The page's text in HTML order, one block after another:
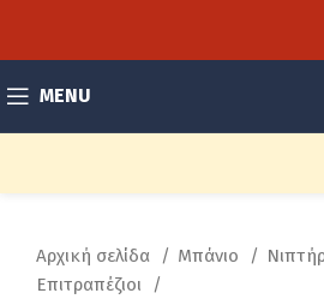
MENU
Αρχική σελίδα Μπάνιο
Επιτραπέζιοι